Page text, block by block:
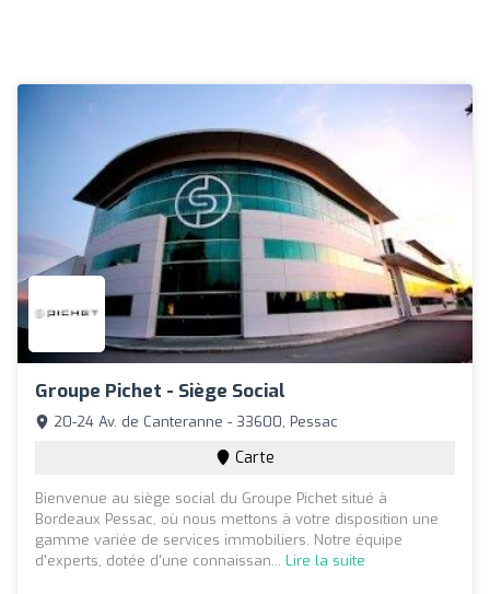
Groupe Pichet - Siège Social
20-24 Av. de Canteranne - 33600, Pessac
Carte
Bienvenue au siège social du Groupe Pichet situé à
Bordeaux Pessac, où nous mettons à votre disposition une
gamme variée de services immobiliers. Notre équipe
d'experts, dotée d'une connaissan... Lire la suite